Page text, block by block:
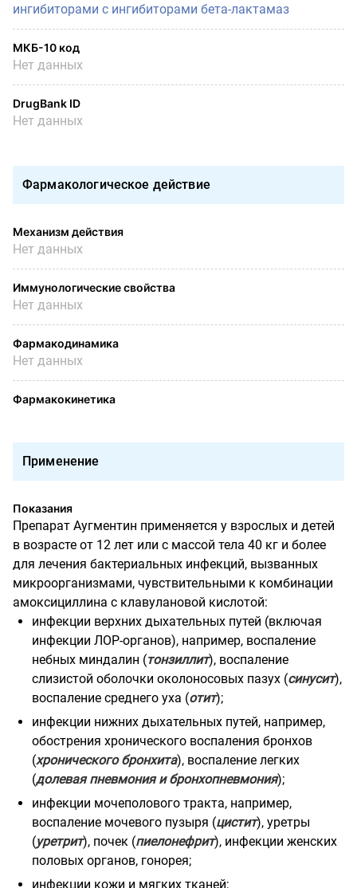
ингибиторами с ингибиторами бета-лактамаз
МКБ-10 код
Нет данных
DrugBank ID
Нет данных
Фармакологическое действие
Механизм действия
Нет данных
Иммунологические свойства
Нет данных
Фармакодинамика
Нет данных
Фармакокинетика
Применение
Показания
Препарат Аугментин применяется у взрослых и детей
в возрасте от 12 лет или с массой тела 40 кг и более
для лечения бактериальных инфекций, вызванных
микроорганизмами, чувствительными к комбинации
амоксициллина с клавулановой кислотой:
инфекции верхних дыхательных путей (включая
инфекции ЛОР-органов), например, воспаление
небных миндалин (тонзиллит), воспаление
слизистой оболочки околоносовых пазух (синусит),
воспаление среднего уха (отит);
инфекции нижних дыхательных путей, например,
обострения хронического воспаления бронхов
(хронического бронхита), воспаление легких
(долевая пневмония и бронхопневмония);
инфекции мочеполового тракта, например,
воспаление мочевого пузыря (цистит), уретры
(уретрит), почек (пиелонефрит), инфекции женских
половых органов, гонорея;
инфекции кожи и мягких тканей;